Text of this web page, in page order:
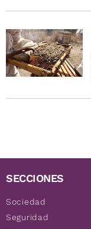
SECCIONES
Sociedad
Seguridad